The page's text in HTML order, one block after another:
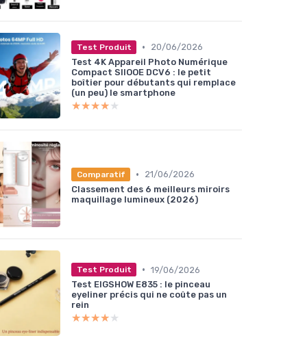
Test Produit •
20/06/2026
Test 4K Appareil Photo Numérique
Compact SIIOOE DCV6 : le petit
boîtier pour débutants qui remplace
(un peu) le smartphone
★★★★★
★★★★★
Comparatif •
21/06/2026
Classement des 6 meilleurs miroirs
maquillage lumineux (2026)
Test Produit • 19/06/2026
Test EIGSHOW E835 : le pinceau
eyeliner précis qui ne coûte pas un
rein
★★★★★
★★★★★